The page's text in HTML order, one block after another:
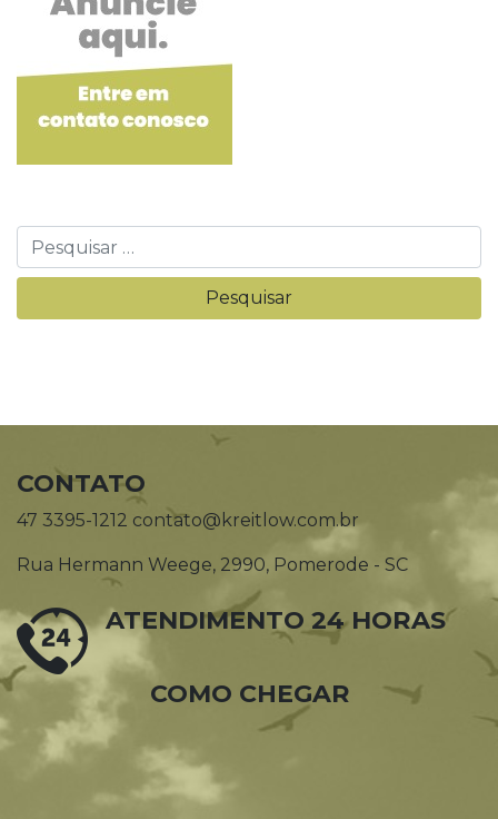
CONTATO
47 3395-1212 contato@kreitlow.com.br
Rua Hermann Weege, 2990, Pomerode - SC
ATENDIMENTO 24 HORAS
COMO CHEGAR